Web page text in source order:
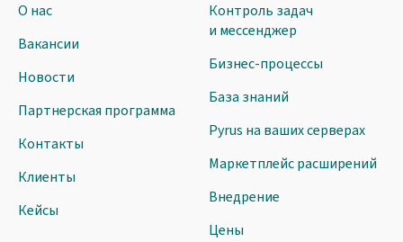
О нас
Вакансии
Новости
Партнерская программа
Контакты
Клиенты
Кейсы
Контроль задач
и мессенджер
Бизнес-процессы
База знаний
Pyrus на ваших серверах
Маркетплейс расширений
Внедрение
Цены